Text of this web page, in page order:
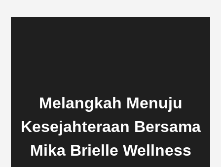
Melangkah Menuju
Kesejahteraan Bersama
Mika Brielle Wellness